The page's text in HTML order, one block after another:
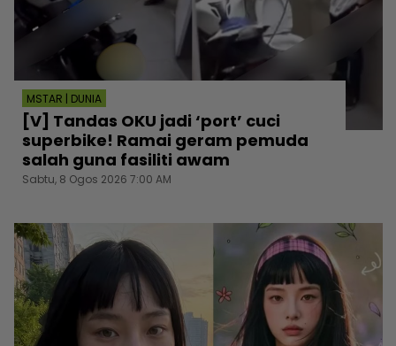
MSTAR | DUNIA
[V] Tandas OKU jadi ‘port’ cuci
superbike! Ramai geram pemuda
salah guna fasiliti awam
Sabtu, 8 Ogos 2026 7:00 AM